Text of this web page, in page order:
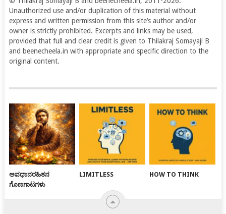
Unauthorized use and/or duplication of this material without
express and written permission from this site’s author and/or
owner is strictly prohibited. Excerpts and links may be used,
provided that full and clear credit is given to Thilakraj Somayaji B
and beenecheela.in with appropriate and specific direction to the
original content.
ಅವಧಾನರಹಿತನ
ಗೊಣಗಾಟಗಳು
LIMITLESS HOW TO THINK